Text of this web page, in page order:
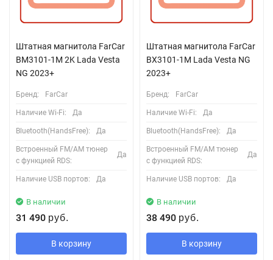
Штатная магнитола FarCar
BM3101-1M 2K Lada Vesta
NG 2023+
Бренд: FarCar
Наличие Wi-Fi: Да
Bluetooth(HandsFree): Да
Встроенный FM/AM тюнер
с функцией RDS:
Да
Наличие USB портов: Да
В наличии
31 490 руб.
В корзину
Штатная магнитола FarCar
BX3101-1M Lada Vesta NG
2023+
Бренд: FarCar
Наличие Wi-Fi: Да
Bluetooth(HandsFree): Да
Встроенный FM/AM тюнер
с функцией RDS:
Да
Наличие USB портов: Да
В наличии
38 490 руб.
В корзину